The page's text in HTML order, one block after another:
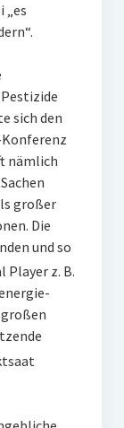
„es
sich den
nämlich
großer
Die
und so
Player z. B.